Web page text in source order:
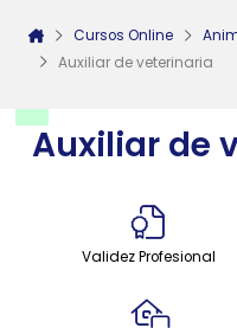
Auxiliar de
Validez Profesional
Cursos Online
Auxiliar de veterinaria